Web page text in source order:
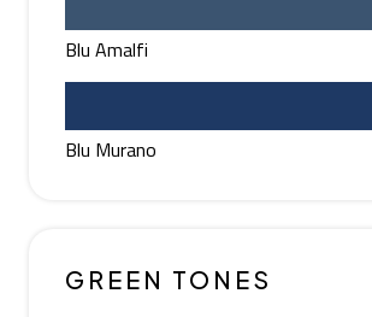
Blu Amalfi
Blu Murano
GREEN TONES